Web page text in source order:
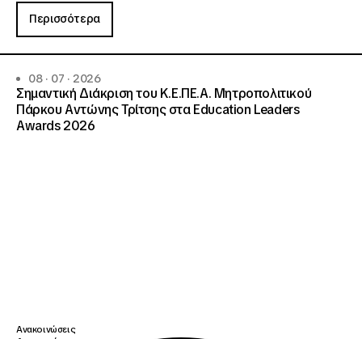
Περισσότερα
08 · 07 · 2026
Σημαντική Διάκριση του Κ.Ε.ΠΕ.Α. Μητροπολιτικού
Πάρκου Αντώνης Τρίτσης στα Education Leaders
Awards 2026
Ανακοινώσεις